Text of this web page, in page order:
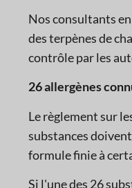
Nos consultants
des terpènes de
contrôle par les
26 allergènes
Le règlement sur
substances
formule finie à
Si l'une des 26